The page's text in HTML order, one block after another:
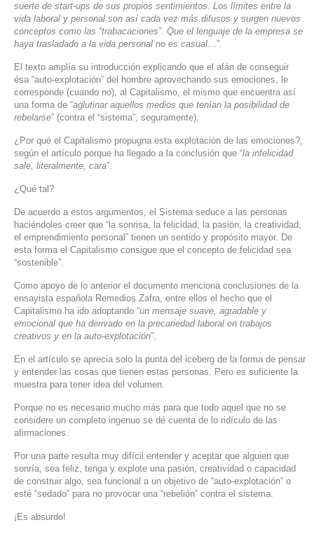
CONTACTO
suerte de start-ups de sus propios sentimientos. Los límites entre la
vida laboral y personal son así cada vez más difusos y surgen nuevos
conceptos como las “trabacaciones”. Que el lenguaje de la empresa se
haya trasladado a la vida personal no es casual…”.
El texto amplía su introducción explicando que el afán de conseguir
ésa “auto-explotación” del hombre aprovechando sus emociones, le
corresponde (cuando no), al Capitalismo, el mismo que encuentra así
una forma de “aglutinar aquellos medios que tenían la posibilidad de
rebelarse” (contra el “sistema”, seguramente).
¿Por qué el Capitalismo propugna esta explotación de las emociones?,
según el artículo porque ha llegado a la conclusión que “la infelicidad
sale, literalmente, cara”.
¿Qué tal?
De acuerdo a estos argumentos, el Sistema seduce a las personas
haciéndoles creer que “la sonrisa, la felicidad, la pasión, la creatividad,
el emprendimiento personal” tienen un sentido y propósito mayor. De
esta forma el Capitalismo consigue que el concepto de felicidad sea
“sostenible”.
Como apoyo de lo anterior el documento menciona conclusiones de la
ensayista española Remedios Zafra, entre ellos el hecho que el
Capitalismo ha ido adoptando “un mensaje suave, agradable y
emocional que ha derivado en la precariedad laboral en trabajos
creativos y en la auto-explotación”.
En el artículo se aprecia solo la punta del iceberg de la forma de pensar
y entender las cosas que tienen estas personas. Pero es suficiente la
muestra para tener idea del volumen.
Porque no es necesario mucho más para que todo aquel que no se
considere un completo ingenuo se dé cuenta de lo ridículo de las
afirmaciones.
Por una parte resulta muy difícil entender y aceptar que alguien que
sonría, sea feliz, tenga y explote una pasión, creatividad o capacidad
de construir algo, sea funcional a un objetivo de “auto-explotación” o
esté “sedado” para no provocar una “rebelión” contra el sistema.
¡Es absurdo!